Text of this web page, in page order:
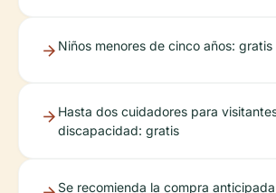
Niños menores de cinco años: gratis
Hasta dos cuidadores para
discapacidad: gratis
Se recomienda la compra